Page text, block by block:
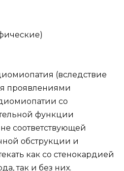
(вследствие
проявлениями
со
функции
соответствующей
обструкции и
как со стенокардией
так и без них.